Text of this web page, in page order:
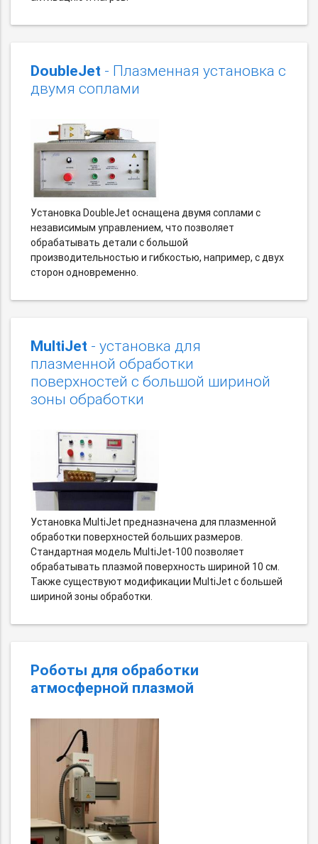
DoubleJet - Плазменная установка с
двумя соплами
Установка DoubleJet оснащена двумя соплами с
независимым управлением, что позволяет
обрабатывать детали с большой
производительностью и гибкостью, например, с двух
сторон одновременно.
MultiJet - установка для
плазменной обработки
поверхностей с большой шириной
зоны обработки
Установка MultiJet предназначена для плазменной
обработки поверхностей больших размеров.
Стандартная модель MultiJet-100 позволяет
обрабатывать плазмой поверхность шириной 10 см.
Также существуют модификации MultiJet с большей
шириной зоны обработки.
Роботы для обработки
атмосферной плазмой